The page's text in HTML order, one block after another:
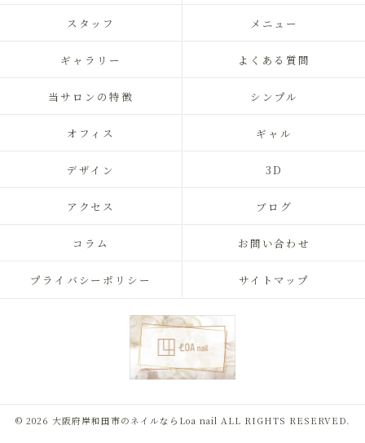
スタッフ メニュー
ギャラリー よくある質問
当サロンの特徴 シンプル
オフィス ギャル
デザイン 3D
アクセス ブログ
コラム お問い合わせ
プライバシーポリシー サイトマップ
© 2026 大阪府岸和田市のネイルならLoa nail ALL RIGHTS RESERVED.